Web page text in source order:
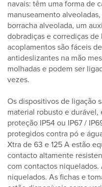
navais: têm uma forma de
manuseamento
borracha alveolada, um
dobradiças e corrediças de
acoplamentos são fáceis
antideslizantes na mão
molhadas e podem ser
vezes.
Os dispositivos de ligação
material robusto e durável,
proteção IP54 ou IP67 /
protegidos contra pó e
Xtra de 63 e 125 A estão
contacto altamente
com contactos niquelados.
niquelados. As fichas e